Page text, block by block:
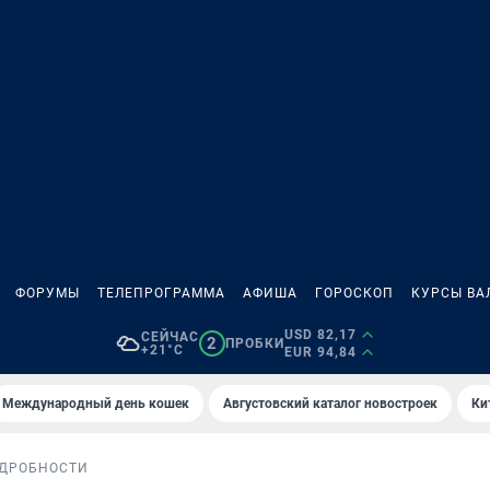
ФОРУМЫ ТЕЛЕПРОГРАММА АФИША ГОРОСКОП КУРСЫ
СЕЙЧАС
+21°C
2 ПРОБКИ
USD 82,17
EUR 94,84
Международный день кошек Августовский каталог новостроек